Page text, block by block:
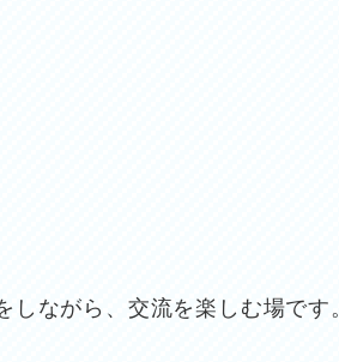
ながら、交流を楽しむ場です。